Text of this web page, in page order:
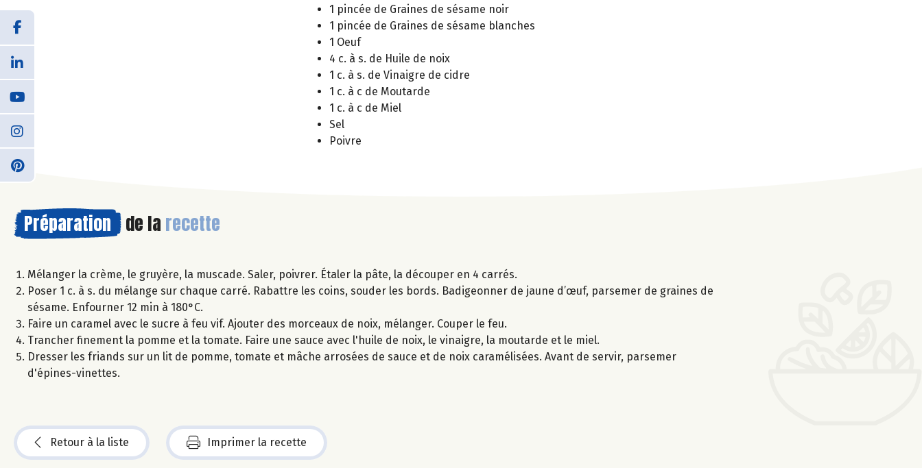
1 pincée de Graines de sésame noir
1 pincée de Graines de sésame blanches
1 Oeuf
4 c. à s. de Huile de noix
1 c. à s. de Vinaigre de cidre
1 c. à c de Moutarde
1 c. à c de Miel
Sel
Poivre
Préparation de la recette
Mélanger la crème, le gruyère, la muscade. Saler, poivrer. Étaler la pâte, la découper en 4 carrés.
Poser 1 c. à s. du mélange sur chaque carré. Rabattre les coins, souder les bords. Badigeonner de jaune d’œuf, parsemer de graines de
sésame. Enfourner 12 min à 180°C.
Faire un caramel avec le sucre à feu vif. Ajouter des morceaux de noix, mélanger. Couper le feu.
Trancher finement la pomme et la tomate. Faire une sauce avec l'huile de noix, le vinaigre, la moutarde et le miel.
Dresser les friands sur un lit de pomme, tomate et mâche arrosées de sauce et de noix caramélisées. Avant de servir, parsemer
d'épines-vinettes.
Retour à la liste Imprimer la recette